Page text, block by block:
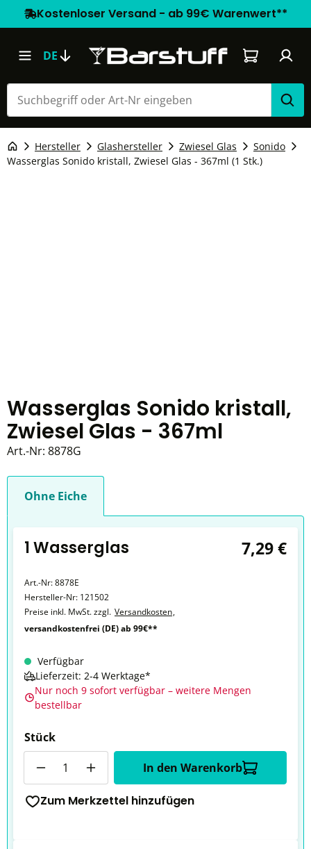
Kostenloser Versand - ab 99€ Warenwert**
DE Warenkorb
Hersteller Glashersteller Zwiesel Glas
Sonido
Wasserglas Sonido kristall, Zwiesel Glas - 367ml (1 Stk.)
Wasserglas Sonido kristall,
Zwiesel Glas - 367ml
Art.-Nr: 8878G
Ohne Eiche
1 Wasserglas 7,29 €
Art.-Nr:8878E
Hersteller-Nr: 121502
Preise inkl. MwSt. zzgl. Versandkosten,
versandkostenfrei (DE) ab 99€**
Verfügbar
Lieferzeit: 2-4 Werktage*
Nur noch 9 sofort verfügbar – weitere Mengen
bestellbar
Stück
In den Warenkorb
Zum Merkzettel hinzufügen